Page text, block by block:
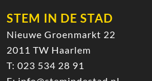
STEM IN DE STAD
Nieuwe Groenmarkt 22
2011 TW Haarlem
T:023 534 28 91